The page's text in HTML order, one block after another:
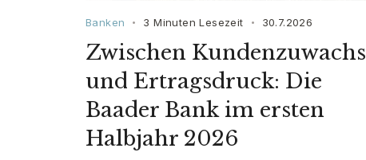
Banken • 3 Minuten Lesezeit • 30.7.2026
Zwischen Kundenzuwachs
und Ertragsdruck: Die
Baader Bank im ersten
Halbjahr 2026